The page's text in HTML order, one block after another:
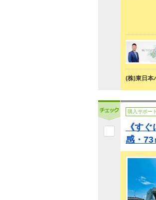
(株)東日本
購入サポー
《す
感・73